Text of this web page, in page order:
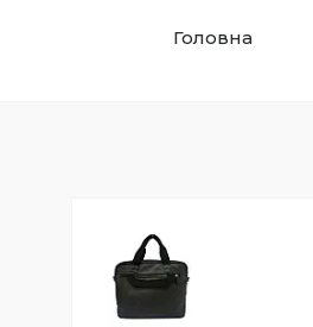
Головна